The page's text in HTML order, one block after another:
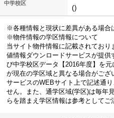
中学校区
()
※各種情報と現状に差異がある場合
※物件情報の学区情報について
当サイト物件情報に記載されてお
値情報ダウンロードサービスが提供
び中学校区データ【2016年度】を
が現在の学区域と異なる場合がご
サービスのWEBサイト上で記述通
せん。また、通学区域(学区)は毎年
らを踏まえ学区情報は参考としてご